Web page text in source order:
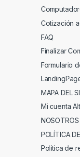
Cotización
FAQ
Finalizar
Formulario
MAPA DEL
Mi cuenta
NOSOTROS
POLÍTICA
Política de